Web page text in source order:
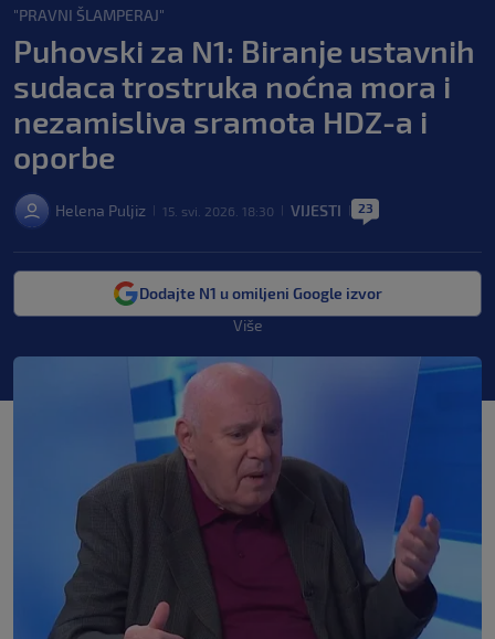
"PRAVNI ŠLAMPERAJ"
Puhovski za N1: Biranje ustavnih
sudaca trostruka noćna mora i
nezamisliva sramota HDZ-a i
oporbe
Helena Puljiz 15. svi. 2026. 18:30 VIJESTI 23
Dodajte N1 u omiljeni Google izvor
Više